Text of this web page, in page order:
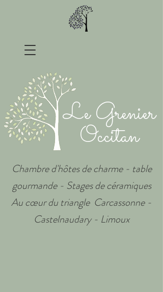
Le Grenier
Occitan
Chambre d'hôtes de charme - table
gourmande - Stages de céramiques
Au cœur du triangle Carcassonne -
Castelnaudary - Limoux